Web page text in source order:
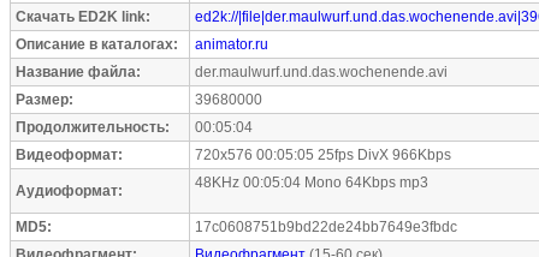
Скачать ED2K link:
ed2k://
Описание в каталогах:
animator.ru
Название файла:
der.maulwurf.und.das.wochenende.avi
Размер:
39680000
Продолжительность:
00:05:04
Видеоформат:
720x576 00:05:05 25fps DivX 966Kbps
Аудиоформат: 48KHz 00:05:04 Mono 64Kbps mp3
MD5:
17c0608751b9bd22de24bb7649e3fbdc